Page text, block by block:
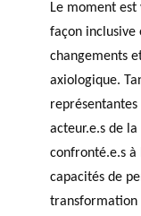
Le moment est
façon inclusive
changements
axiologique.
acteur.e.s de
confronté.e.s à
capacités de
transformation